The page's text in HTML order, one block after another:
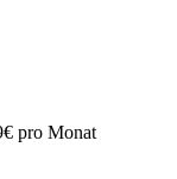
pro Monat